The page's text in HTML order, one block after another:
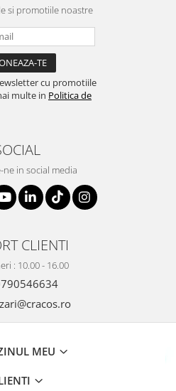
si promotiile noastre
cu promotiile
multe in Politica de
ne in social media
CLIENTI
: 10.00 - 16.00
MEU